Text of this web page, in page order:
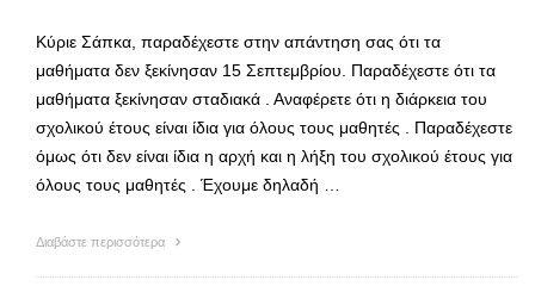
Κύριε Σάπκα, παραδέχεστε στην απάντηση σας ότι τα
μαθήματα δεν ξεκίνησαν 15 Σεπτεμβρίου. Παραδέχεστε ότι τα
μαθήματα ξεκίνησαν σταδιακά . Αναφέρετε ότι η διάρκεια του
σχολικού έτους είναι ίδια για όλους τους μαθητές . Παραδέχεστε
όμως ότι δεν είναι ίδια η αρχή και η λήξη του σχολικού έτους για
όλους τους μαθητές . Έχουμε δηλαδή …
Διαβάστε περισσότερα